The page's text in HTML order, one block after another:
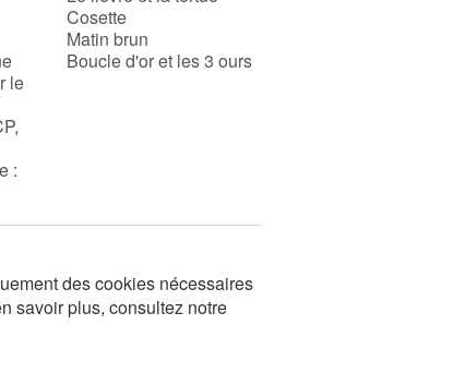
le
:
Cosette
Matin brun
Boucle d'or et les 3 ours
des cookies nécessaires
savoir plus, consultez notre